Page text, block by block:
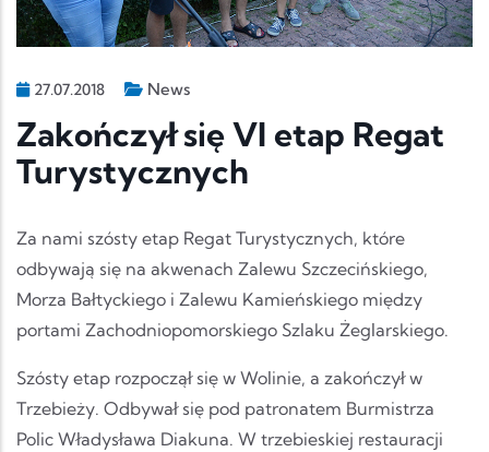
27.07.2018 News
Zakończył się VI etap Regat
Turystycznych
Za nami szósty etap Regat Turystycznych, które
odbywają się na akwenach Zalewu Szczecińskiego,
Morza Bałtyckiego i Zalewu Kamieńskiego między
portami Zachodniopomorskiego Szlaku Żeglarskiego.
Szósty etap rozpoczął się w Wolinie, a zakończył w
Trzebieży. Odbywał się pod patronatem Burmistrza
Polic Władysława Diakuna. W trzebieskiej restauracji